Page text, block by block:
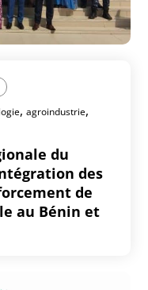
,agroindustrie,
du
des
de
au Bénin et